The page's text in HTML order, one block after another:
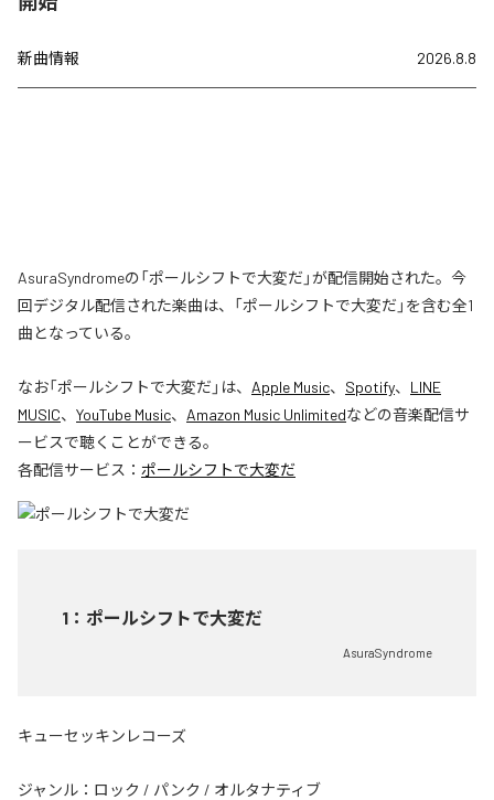
新曲情報 2026.8.8
AsuraSyndromeの「ポールシフトで大変だ」が配信開始された。今
回デジタル配信された楽曲は、「ポールシフトで大変だ」を含む全1
曲となっている。
なお「ポールシフトで大変だ 」は、 Apple Music、 Spotify、 LINE
MUSIC、 YouTube Music、 Amazon Music Unlimitedなどの音楽配信サ
ービスで聴くことができる。
各配信サービス： ポールシフトで大変だ
1 ： ポールシフトで大変だ
AsuraSyndrome
キューセッキンレコーズ
ジャンル： ロック / パンク / オルタナティブ